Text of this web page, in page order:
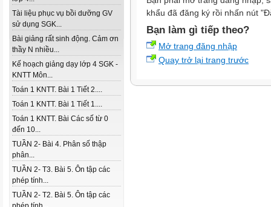
Tài liệu phục vụ bồi dưỡng GV
sử dụng SGK...
Bài giảng rất sinh động. Cảm ơn
thầy N nhiều...
Kế hoạch giảng dạy lớp 4 SGK -
KNTT Môn...
Toán 1 KNTT. Bài 1 Tiết 2....
Toán 1 KNTT. Bài 1 Tiết 1....
Toán 1 KNTT. Bài Các số từ 0
đến 10...
TUẦN 2- Bài 4. Phân số thập
phân...
TUẦN 2- T3. Bài 5. Ôn tập các
phép tính...
TUẦN 2- T2. Bài 5. Ôn tập các
khẩu đã đăng ký rồi nhấn nút
Bạn làm gì tiếp theo?
Mở trang đăng nhập
Quay trở lại trang trước